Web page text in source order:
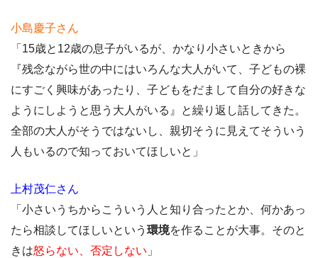
小島慶子さん
「15歳と12歳の息子がいるが、かなり小さいときから
『残念ながら世の中にはいろんな大人がいて、子どもの裸
にすごく興味があったり、子どもをだまして自分の好きな
ようにしようと思う大人がいる』と繰り返し話してきた。
全部の大人がそうではないし、親切そうに見えてそういう
人もいるので知っておいてほしいと」
上村茂仁さん
「小さいうちからこういう人と知り合ったとか、何かあっ
たら相談してほしいという 環境を作ることが大事。そのと
きは怒らない、否定しない 」